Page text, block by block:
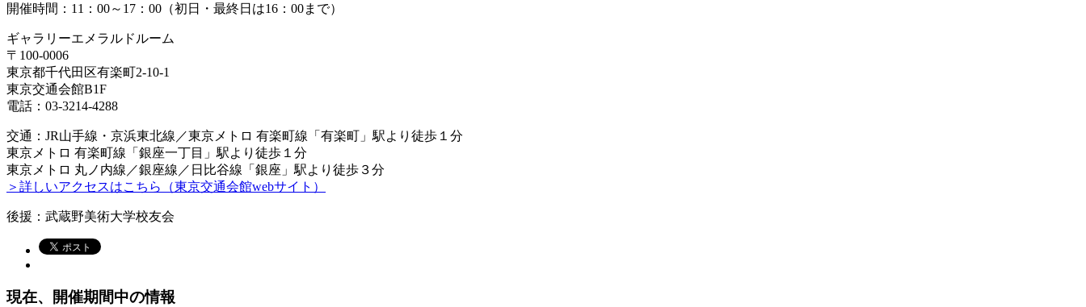
開催時間：11：00～17：00（初日・最終日は16：00まで）
ギャラリーエメラルドルーム
〒100-0006
東京都千代田区有楽町2-10-1
東京交通会館B1F
電話：03-3214-4288
交通：JR山手線・京浜東北線／東京メトロ 有楽町線「有楽町」駅より徒歩１分
東京メトロ 有楽町線「銀座一丁目」駅より徒歩１分
東京メトロ 丸ノ内線／銀座線／日比谷線「銀座」駅より徒歩３分
＞詳しいアクセスはこちら（東京交通会館webサイト）
後援：武蔵野美術大学校友会
現在、開催期間中の情報